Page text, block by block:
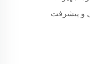
و پیشرفت